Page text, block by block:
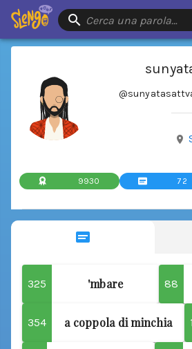
Cerca una parola…
9930 72
325 'mbare 88
354 a coppola di minchia